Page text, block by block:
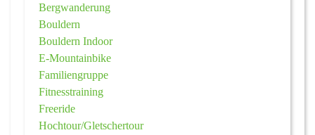
Bergwanderung
Bouldern
Bouldern Indoor
E-Mountainbike
Familiengruppe
Fitnesstraining
Freeride
Hochtour/Gletschertour